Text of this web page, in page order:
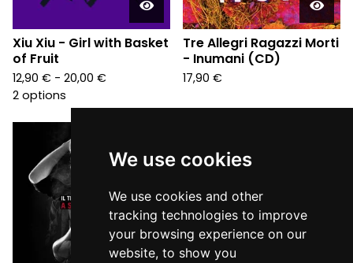
We use cookies
We use cookies and other
tracking technologies to improve
your browsing experience on our
website, to show you
Xiu Xiu - Girl with Basket
of Fruit
12,90 € - 20,00 €
2 options
Tre Allegri Ragazzi Morti
- Inumani (CD)
17,90 €